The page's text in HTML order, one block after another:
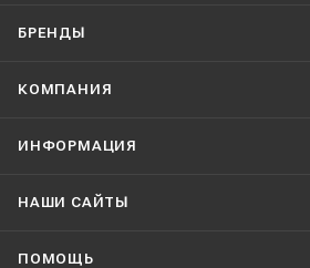
БРЕНДЫ
КОМПАНИЯ
ИНФОРМАЦИЯ
НАШИ CАЙТЫ
ПОМОЩЬ